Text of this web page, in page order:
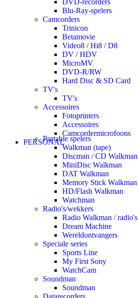
DVD-recorders
Blu-Ray-spelers
Camcorders
Trinicon
Betamovie
Video8 / Hi8 / D8
DV / HDV
MicroMV
DVD-R/RW
Hard Disc & SD Card
TV's
TV's
Accessoires
Fotoprinters
Accessoires
Camcordermicrofoons
PERSONAL
Portable spelers
Walkman (tape)
Discman / CD Walkman
MiniDisc Walkman
DAT Walkman
Memory Stick Walkman
HD/Flash Walkman
Watchman
Radio's/wekkers
Radio Walkman / radio's
Dream Machine
Wereldontvangers
Speciale series
Sports Line
My First Sony
WatchCam
Soundman
Soundman
Datarecorders